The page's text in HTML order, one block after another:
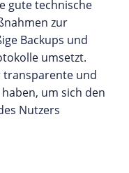
gute technische
zur
Backups und
umsetzt.
transparente und
um sich den
Nutzers